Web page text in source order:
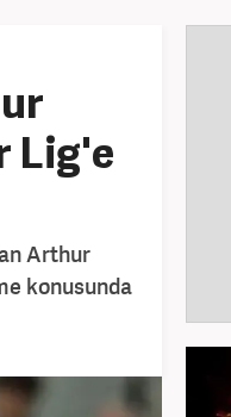
Lig'e
Arthur
konusunda